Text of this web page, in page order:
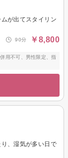
が出てスタイリン
90分 ￥8,800
用不可、男性限定、指
、湿気が多い日で